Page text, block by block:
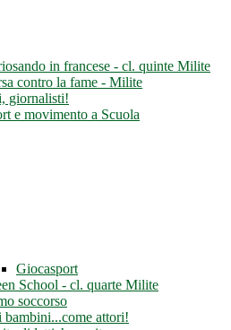
in francese - cl. quinte Milite
contro la fame - Milite
giornalisti!
e movimento a Scuola
Giocasport
School - cl. quarte Milite
soccorso
bambini...come attori!